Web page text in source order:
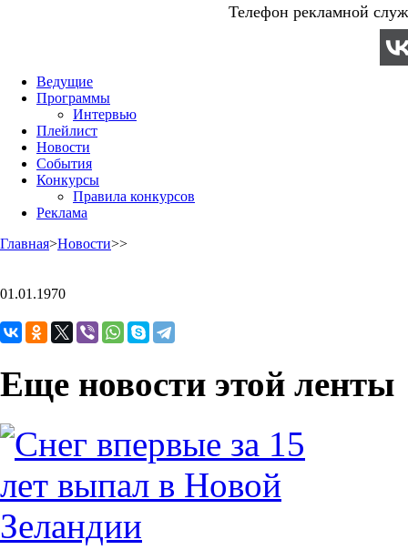
Телефон рекламной
Ведущие
Программы
Интервью
Плейлист
Новости
События
Конкурсы
Правила конкурсов
Реклама
Главная>Новости>>
01.01.1970
Еще новости этой ленты